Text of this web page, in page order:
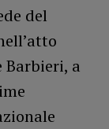
del
a